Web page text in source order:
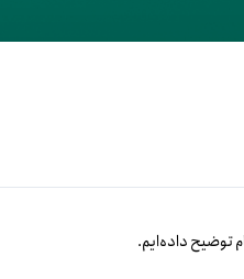
توضیح داده‌ایم.